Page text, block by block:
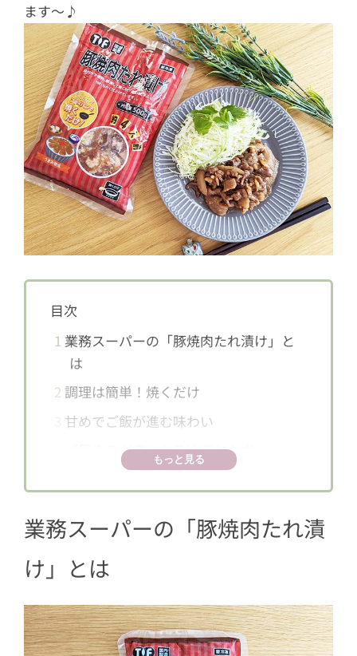
ます～♪
目次
1 業務スーパーの「豚焼肉たれ漬け」と
は
2 調理は簡単！焼くだけ
甘めでご飯が進む味わい
ご飯作りが楽になる冷凍おかず
もっと見る
業務スーパーの「豚焼肉たれ漬
け」とは